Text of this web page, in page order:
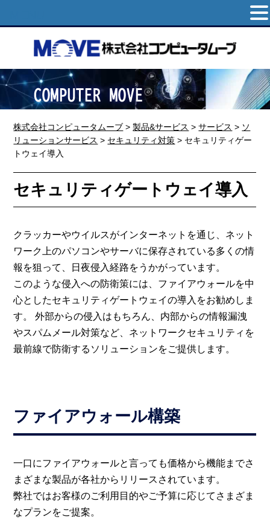
株式会社コンピュータムーブ >製品&サービス >サービス > ソ
リューションサービス > セキュリティ対策 > セキュリティゲー
トウェイ導入
セキュリティゲートウェイ導入
クラッカーやウイルスがインターネットを通じ、ネット
ワーク上のパソコンやサーバに保存されている多くの情
報を狙って、日夜侵入経路をうかがっています。
このような侵入への防衛策には、ファイアウォールを中
心としたセキュリティゲートウェイの導入をお勧めしま
す。 外部からの侵入はもちろん、内部からの情報漏洩
やスパムメール対策など、ネットワークセキュリティを
最前線で防衛するソリューションをご提供します。
ファイアウォール構築
一口にファイアウォールと言っても価格から機能までさ
まざまな製品が各社からリリースされています。
弊社ではお客様のご利用目的やご予算に応じてさまざま
なプランをご提案。